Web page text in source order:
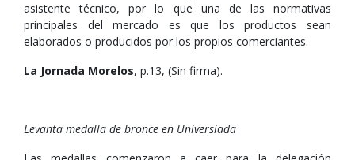
asistente técnico, por lo que una de las normativas
principales del mercado es que los productos sean
elaborados o producidos por los propios comerciantes.
La Jornada Morelos, p.13, (Sin firma).
Levanta medalla de bronce en Universiada